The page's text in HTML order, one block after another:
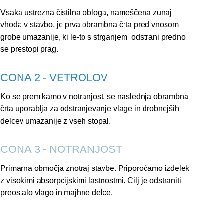
Vsaka ustrezna čistilna obloga, nameščena zunaj
vhoda v stavbo, je prva obrambna črta pred vnosom
grobe umazanije, ki le-to s strganjem odstrani predno
se prestopi prag.
CONA 2 - VETROLOV
Ko se premikamo v notranjost, se naslednja obrambna
črta uporablja za odstranjevanje vlage in drobnejših
delcev umazanije z vseh stopal.
CONA 3 - NOTRANJOST
Primarna območja znotraj stavbe. Priporočamo izdelek
z visokimi absorpcijskimi lastnostmi. Cilj je odstraniti
preostalo vlago in majhne delce.